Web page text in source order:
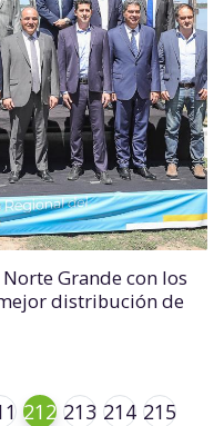
Grande con los
distribución de
212 213 214 215